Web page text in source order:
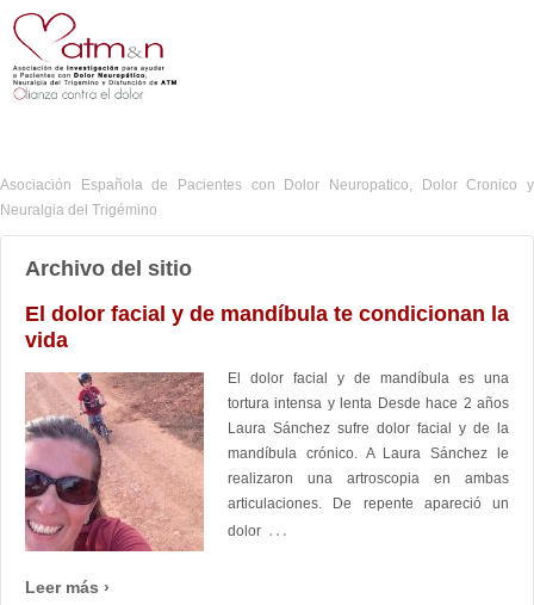
Asociación Española de Pacientes con Dolor Neuropatico, Dolor Cronico y
Neuralgia del Trigémino
Archivo del sitio
El dolor facial y de mandíbula te condicionan la
vida
El dolor facial y de mandíbula es una
tortura intensa y lenta Desde hace 2 años
Laura Sánchez sufre dolor facial y de la
mandíbula crónico. A Laura Sánchez le
realizaron una artroscopia en ambas
articulaciones. De repente apareció un
dolor …
Leer más ›